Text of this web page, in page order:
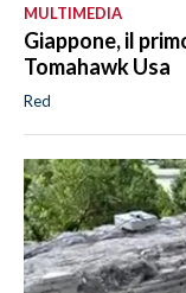
MULTIMEDIA
Giappone, il
Tomahawk Usa
Red